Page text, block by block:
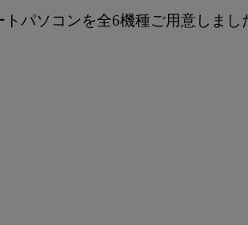
パソコンを全6機種ご用意しまし